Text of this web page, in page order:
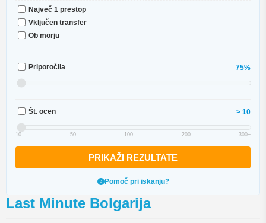
Največ 1 prestop
Vključen transfer
Ob morju
Priporočila 75%
Št. ocen > 10
10 50 100 200 300+
PRIKAŽI REZULTATE
Pomoč pri iskanju?
Last Minute Bolgarija